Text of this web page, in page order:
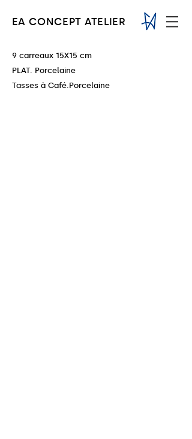
EA CONCEPT ATELIER
9 carreaux 15X15 cm
PLAT. Porcelaine
Tasses à Café.Porcelaine